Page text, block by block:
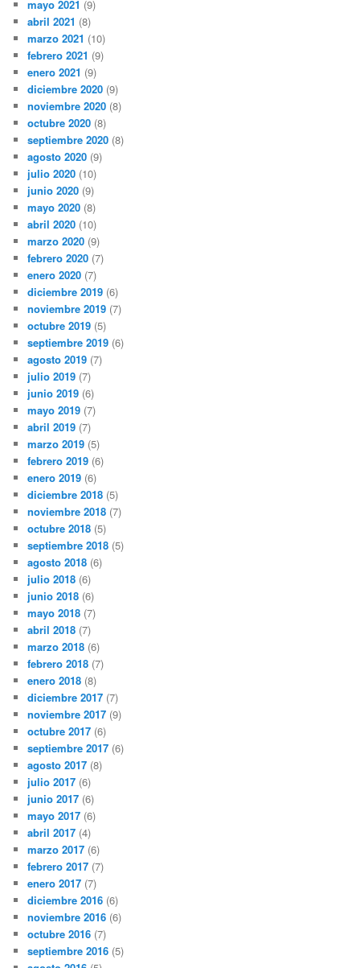
mayo 2021 (9)
abril 2021 (8)
marzo 2021 (10)
febrero 2021 (9)
enero 2021 (9)
diciembre 2020 (9)
noviembre 2020 (8)
octubre 2020 (8)
septiembre 2020 (8)
agosto 2020 (9)
julio 2020 (10)
junio 2020 (9)
mayo 2020 (8)
abril 2020 (10)
marzo 2020 (9)
febrero 2020 (7)
enero 2020 (7)
diciembre 2019 (6)
noviembre 2019 (7)
octubre 2019 (5)
septiembre 2019 (6)
agosto 2019 (7)
julio 2019 (7)
junio 2019 (6)
mayo 2019 (7)
abril 2019 (7)
marzo 2019 (5)
febrero 2019 (6)
enero 2019 (6)
diciembre 2018 (5)
noviembre 2018 (7)
octubre 2018 (5)
septiembre 2018 (5)
agosto 2018 (6)
julio 2018 (6)
junio 2018 (6)
mayo 2018 (7)
abril 2018 (7)
marzo 2018 (6)
febrero 2018 (7)
enero 2018 (8)
diciembre 2017 (7)
noviembre 2017 (9)
octubre 2017 (6)
septiembre 2017 (6)
agosto 2017 (8)
julio 2017 (6)
junio 2017 (6)
mayo 2017 (6)
abril 2017 (4)
marzo 2017 (6)
febrero 2017 (7)
enero 2017 (7)
diciembre 2016 (6)
noviembre 2016 (6)
octubre 2016 (7)
septiembre 2016 (5)